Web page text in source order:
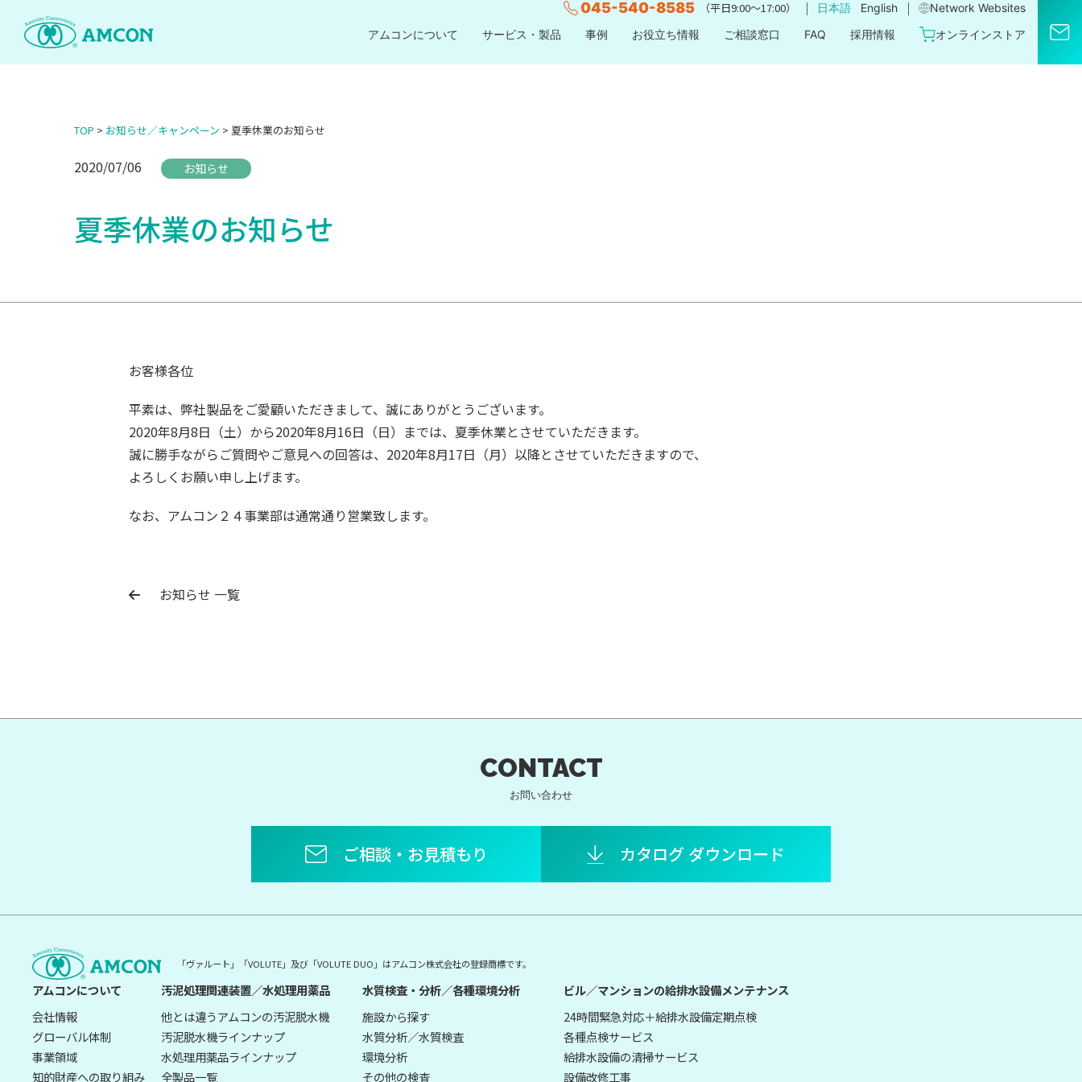
045-540-8585 （平日9:00〜17:00） ｜ 日本語 English ｜
Network Websites​
アムコンについて
サービス・製品 事例 お役立ち情報 ご相談窓口 FAQ 採用情報 オンラインストア
TOP > お知らせ／キャンペーン > 夏季休業のお知らせ
2020/07/06 お知らせ
夏季休業のお知らせ
お客様各位
平素は、弊社製品をご愛顧いただきまして、誠にありがとうございます。
2020年8月8日（土）から2020年8月16日（日）までは、夏季休業とさせていただきます。
誠に勝手ながらご質問やご意見への回答は、2020年8月17日（月）以降とさせていただきますので、
よろしくお願い申し上げます。
なお、アムコン２４事業部は通常通り営業致します。
お知らせ 一覧
CONTACT
お問い合わせ
ご相談・お見積もり カタログ ダウンロード
「ヴァルート」「VOLUTE」及び「VOLUTE DUO」はアムコン株式会社の登録商標です。
アムコンについて
会社情報
グローバル体制
事業領域
知的財産への取り組み
汚泥処理関連装置／水処理用薬品
他とは違うアムコンの汚泥脱水機
汚泥脱水機ラインナップ
水処理用薬品ラインナップ
全製品一覧
水質検査・分析／各種環境分析
施設から探す
水質分析／水質検査
環境分析
その他の検査
ビル／マンションの給排水設備メンテナンス
24時間緊急対応＋給排水設備定期点検
各種点検サービス
給排水設備の清掃サービス
設備改修工事